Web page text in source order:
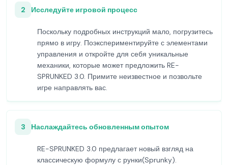
2 Исследуйте игровой процесс
Поскольку подробных инструкций мало, погрузитесь
прямо в игру. Поэкспериментируйте с элементами
управления и откройте для себя уникальные
механики, которые может предложить RE-
SPRUNKED 3.0. Примите неизвестное и позвольте
игре направлять вас.
3 Наслаждайтесь обновленным опытом
RE-SPRUNKED 3.0 предлагает новый взгляд на
классическую формулу с рунки(Sprunky).